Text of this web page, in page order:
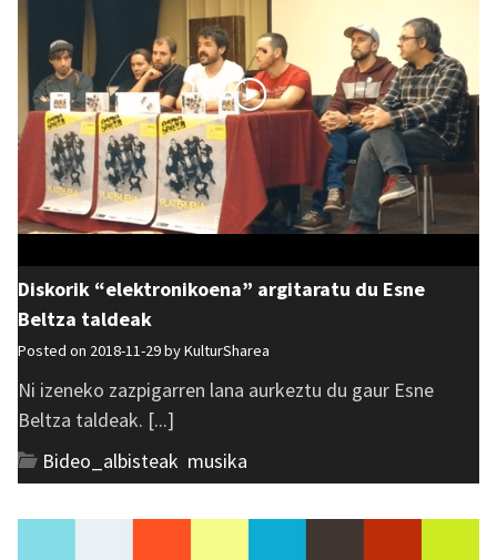
Diskorik “elektronikoena” argitaratu du Esne
Beltza taldeak
Posted on 2018-11-29 byKulturSharea
Ni izeneko zazpigarren lana aurkeztu du gaur Esne
Beltza taldeak. [...]
Bideo_albisteak musika